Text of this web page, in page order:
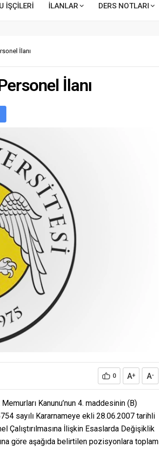
İŞÇİLERİ İLANLAR DERS NOTLARI
İlanı
İlanı
0 A+ A-
Kanunu’nun 4. maddesinin (B)
sayılı Kararnameye ekli 28.06.2007 tarihli
Çalıştırılmasına İlişkin Esaslarda Değişiklik
göre aşağıda belirtilen pozisyonlara toplam